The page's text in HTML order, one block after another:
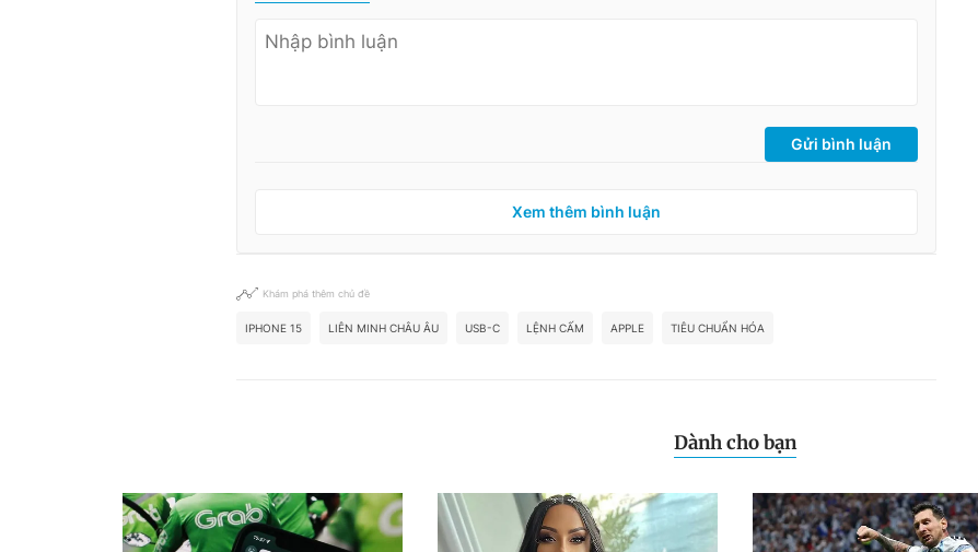
Gửi bình luận
Xem thêm bình luận
Khám phá thêm chủ đề
IPHONE 15 LIÊN MINH CHÂU ÂU USB-C LỆNH CẤM APPLE TIÊU CHUẨN HÓA